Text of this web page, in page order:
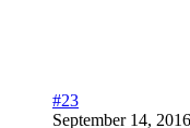
#23
September 14, 2016